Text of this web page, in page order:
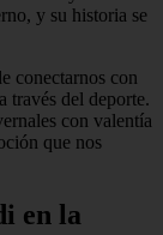
y su historia se
conectarnos con
través del deporte.
con valentía
que nos
en la